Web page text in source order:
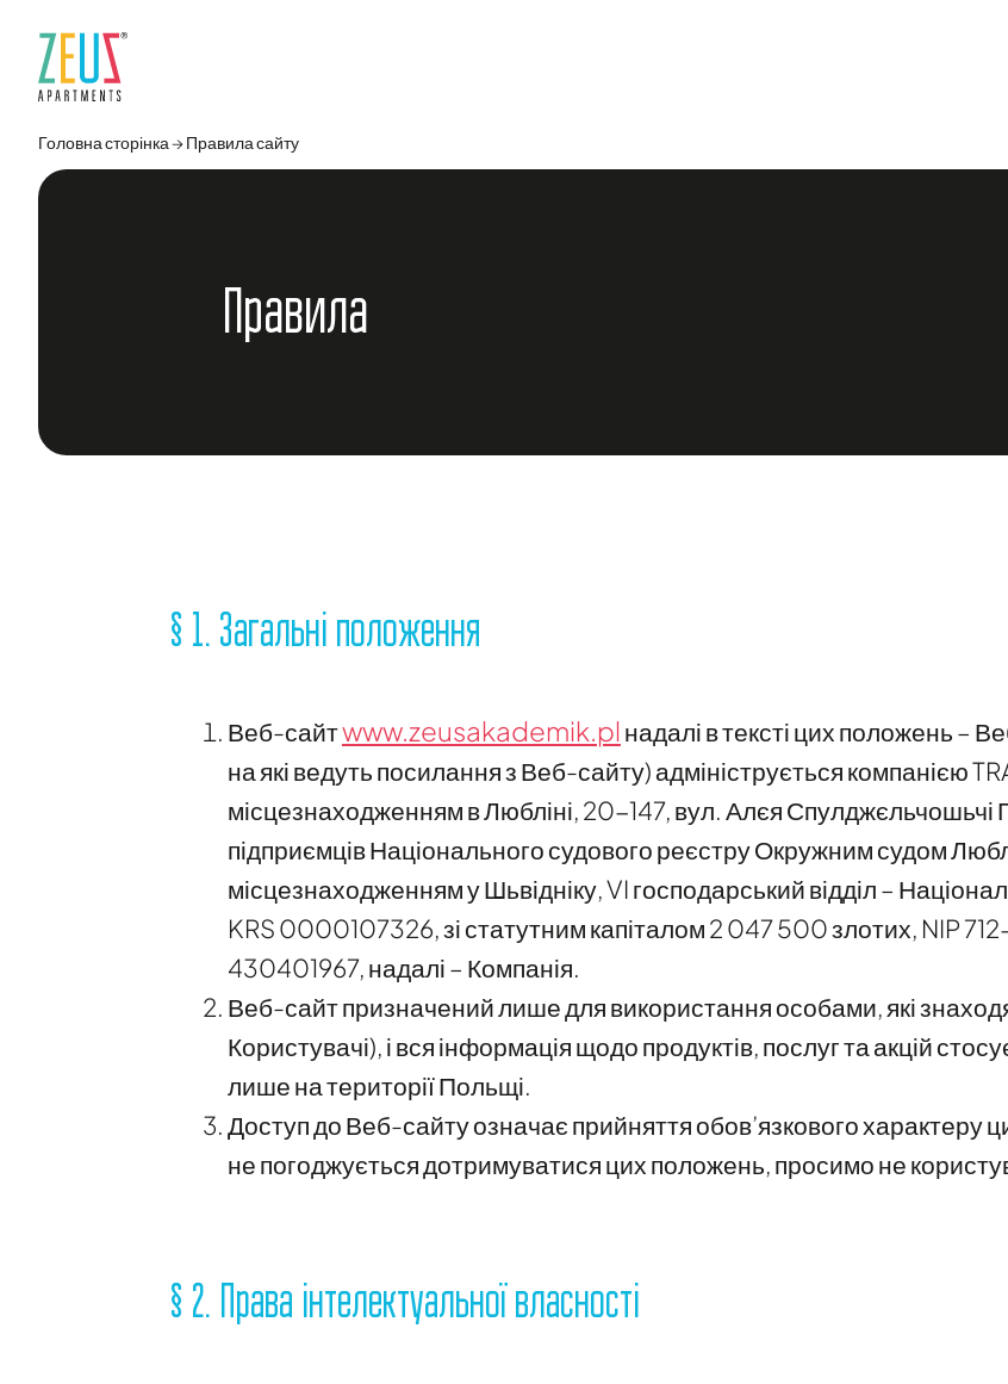
Головна сторінка→Правила сайту
Правила
§ 1. Загальні положення
Веб-сайтwww.zeusakademik.plнадалі в тексті цих положень –
на які ведуть посилання з Веб-сайту) адмініструється компанією
місцезнаходженням в Любліні, 20-147, вул. Алєя
підприємців Національного судового реєстру Окружним судом
місцезнаходженням у Шьвідніку, VI господарський відділ –
KRS 0000107326, зі статутним капіталом 2 047 500 злотих, NIP
430401967, надалі – Компанія.
Веб-сайт призначений лише для використання особами, які
Користувачі), і вся інформація щодо продуктів, послуг та акцій
лише на території Польщі.
Доступ до Веб-сайту означає прийняття обов’язкового характеру
не погоджується дотримуватися цих положень, просимо не
§ 2. Права інтелектуальної власності